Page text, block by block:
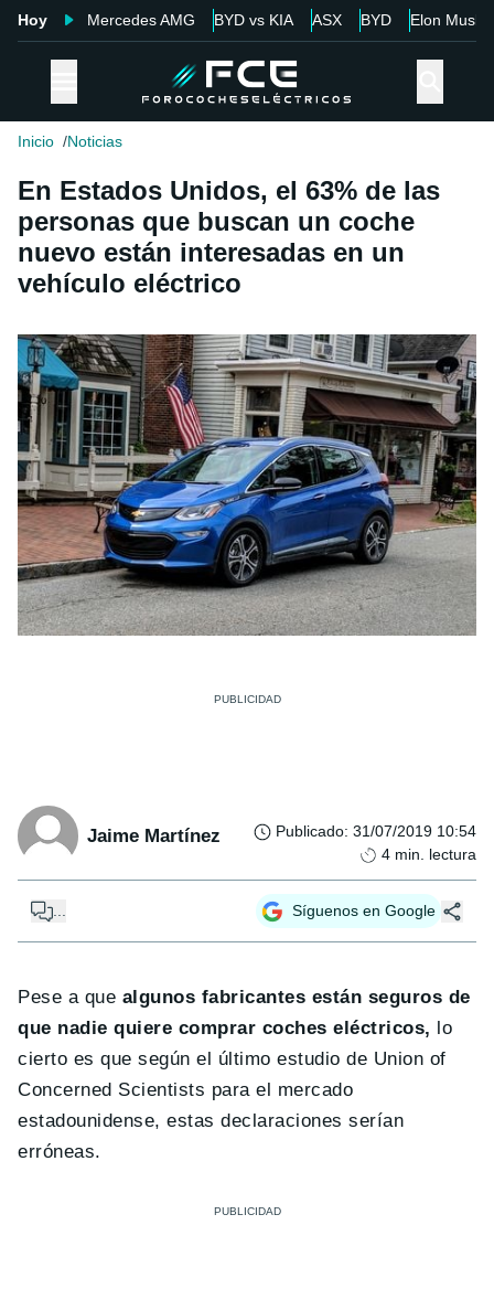
Hoy Mercedes AMG BYD vs KIA ASX BYD Elon Musk
Inicio Noticias
En Estados Unidos, el 63% de las
personas que buscan un coche
nuevo están interesadas en un
vehículo eléctrico
Jaime Martínez Publicado: 31/07/2019 10:54
4 min. lectura
Síguenos en Google
Pese a que algunos fabricantes están seguros de
que nadie quiere comprar coches eléctricos, lo
cierto es que según el último estudio de Union of
Concerned Scientists para el mercado
estadounidense, estas declaraciones serían
erróneas.